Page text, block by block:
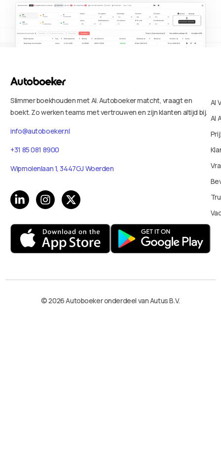
Slimmer boekhouden met AI. Autoboeker matcht, vraagt en
boekt. Zo werken teams met vertrouwen en zijn klanten altijd bij.
info@autoboeker.nl
+31 85 081 8900
Wipmolenlaan 1, 3447GJ Woerden
AI
AI
© 2026 Autoboeker onderdeel van Autus B.V.